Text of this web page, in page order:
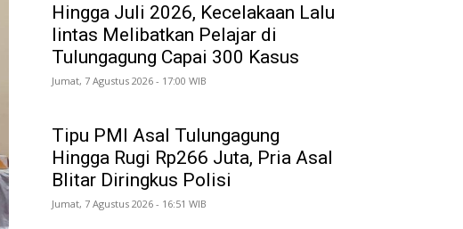
Hingga Juli 2026, Kecelakaan Lalu
lintas Melibatkan Pelajar di
Tulungagung Capai 300 Kasus
Jumat, 7 Agustus 2026 - 17:00 WIB
Tipu PMI Asal Tulungagung
Hingga Rugi Rp266 Juta, Pria Asal
Blitar Diringkus Polisi
Jumat, 7 Agustus 2026 - 16:51 WIB